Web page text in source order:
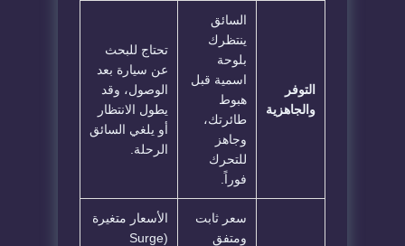
التوفر
والجاهزية
السائق
ينتظرك
بلوحة
اسمية قبل
هبوط
طائرتك،
وجاهز
للتحرك
فوراً.
تحتاج للبحث
عن سيارة بعد
الوصول، وقد
يطول الانتظار
أو يلغي السائق
الرحلة.
سعر ثابت
ومتفق
الأسعار متغيرة
(Surge